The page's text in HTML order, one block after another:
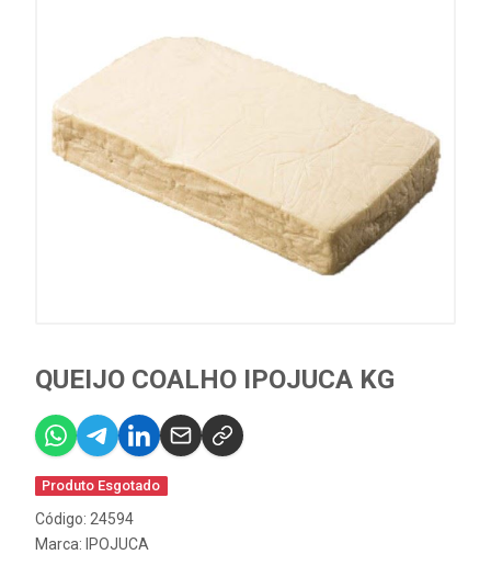
QUEIJO COALHO IPOJUCA KG
Produto Esgotado
Código: 24594
Marca: IPOJUCA